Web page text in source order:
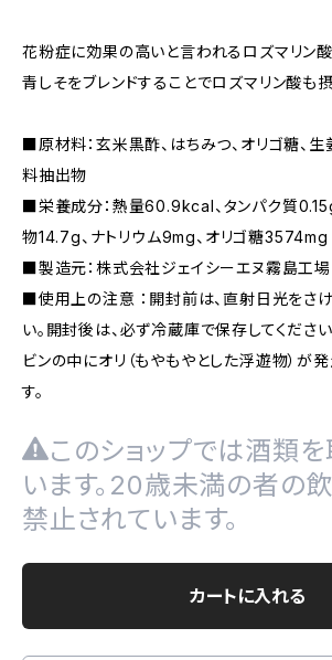
花粉症に効果の高いと言われるロズマリン酸
青しそをブレンドすることでロズマリン酸も
■原材料：玄米黒酢、はちみつ、オリゴ糖、生
料抽出物
■栄養成分：熱量60.9kcal、タンパク質
物14.7g、ナトリウム9mg、オリゴ糖3574mg
■製造元：株式会社ジェイシーエヌ霧島工場
■使用上の注意 ：開封前は、直射日光をさ
い。開封後は、必ず冷蔵庫で保存してください
ビンの中にオリ（もやもやとした浮遊物）が
す。
このショップでは酒類を
います。20歳未満の者の
禁止されています。
カートに入れる